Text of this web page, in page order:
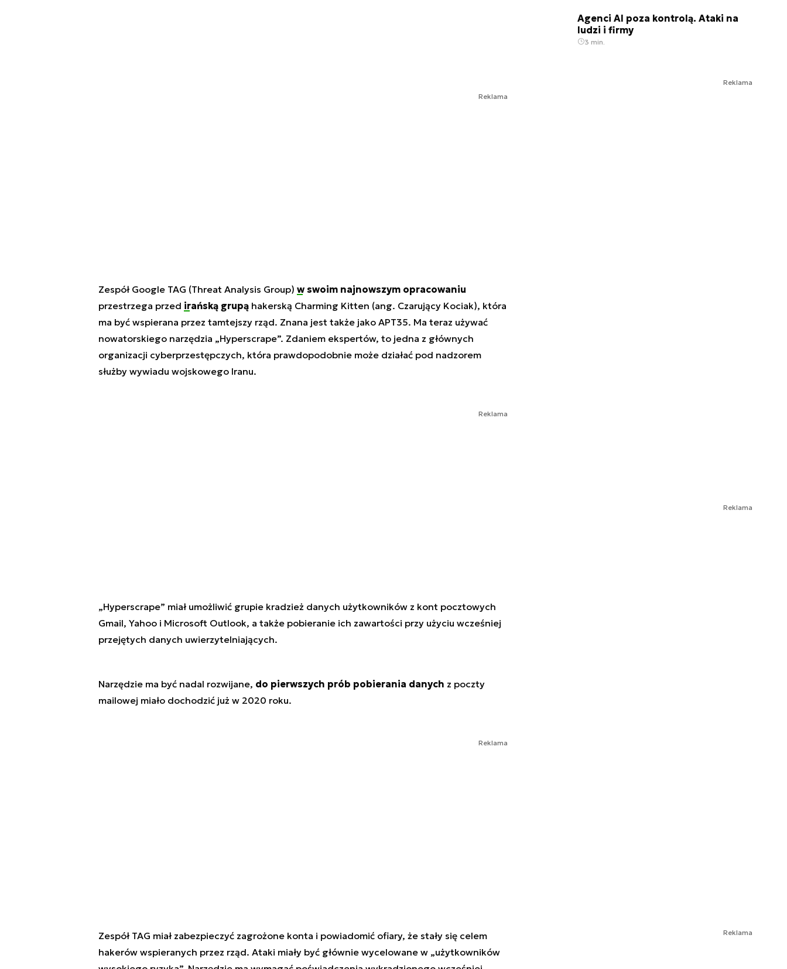
Reklama
Zespół Google TAG (Threat Analysis Group) w swoim najnowszym opracowaniu
przestrzega przed irańską grupą hakerską Charming Kitten (ang. Czarujący Kociak), która
ma być wspierana przez tamtejszy rząd. Znana jest także jako APT35. Ma teraz używać
nowatorskiego narzędzia „Hyperscrape”. Zdaniem ekspertów, to jedna z głównych
organizacji cyberprzestępczych, która prawdopodobnie może działać pod nadzorem
służby wywiadu wojskowego Iranu.
Reklama
„Hyperscrape” miał umożliwić grupie kradzież danych użytkowników z kont pocztowych
Gmail, Yahoo i Microsoft Outlook, a także pobieranie ich zawartości przy użyciu wcześniej
przejętych danych uwierzytelniających.
Narzędzie ma być nadal rozwijane, do pierwszych prób pobierania danych z poczty
mailowej miało dochodzić już w 2020 roku.
Reklama
Zespół TAG miał zabezpieczyć zagrożone konta i powiadomić ofiary, że stały się celem
hakerów wspieranych przez rząd. Ataki miały być głównie wycelowane w „użytkowników
Agenci AI poza kontrolą. Ataki na
ludzi i firmy
3 min.
Reklama
Reklama
Reklama